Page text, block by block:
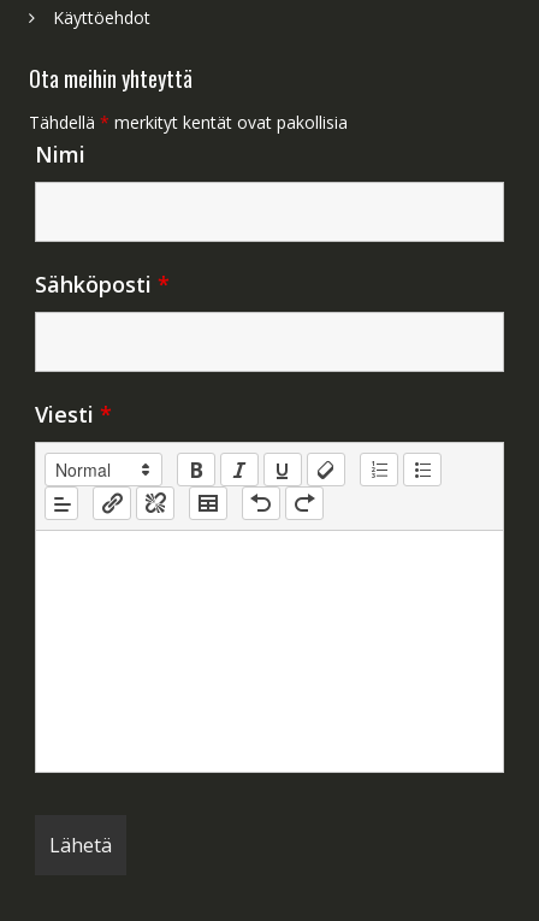
Käyttöehdot
Ota meihin yhteyttä
Tähdellä * merkityt kentät ovat pakollisia
Nimi
Sähköposti *
Viesti *